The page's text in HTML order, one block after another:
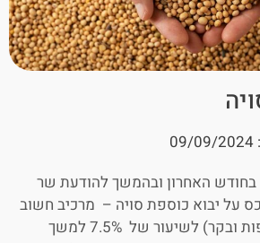
האחרון ובהמשך להודעת שר
על יבוא כוספת סויה – מרכיב חשוב
במזון לבעלי חיים (עופות ובקר) לשיעור של 7.5% למשך